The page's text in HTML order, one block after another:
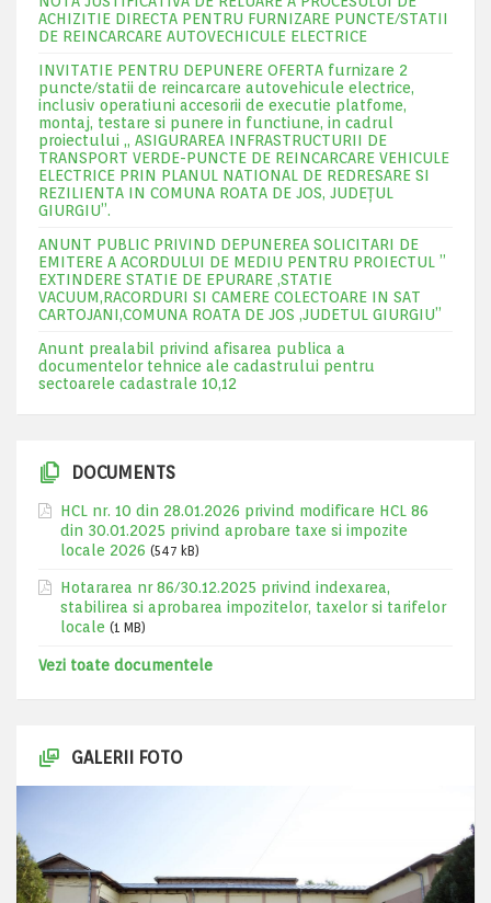
ACHIZITIE DIRECTA PENTRU FURNIZARE PUNCTE/STATII
DE REINCARCARE AUTOVECHICULE ELECTRICE
INVITATIE PENTRU DEPUNERE OFERTA furnizare 2
puncte/statii de reincarcare autovehicule electrice,
inclusiv operatiuni accesorii de executie platfome,
montaj, testare si punere in functiune, in cadrul
proiectului „ ASIGURAREA INFRASTRUCTURII DE
TRANSPORT VERDE-PUNCTE DE REINCARCARE VEHICULE
ELECTRICE PRIN PLANUL NATIONAL DE REDRESARE SI
REZILIENTA IN COMUNA ROATA DE JOS, JUDEŢUL
GIURGIU”.
ANUNT PUBLIC PRIVIND DEPUNEREA SOLICITARI DE
EMITERE A ACORDULUI DE MEDIU PENTRU PROIECTUL ”
EXTINDERE STATIE DE EPURARE ,STATIE
VACUUM,RACORDURI SI CAMERE COLECTOARE IN SAT
CARTOJANI,COMUNA ROATA DE JOS ,JUDETUL GIURGIU”
Anunt prealabil privind afisarea publica a
documentelor tehnice ale cadastrului pentru
sectoarele cadastrale 10,12
DOCUMENTS
HCL nr. 10 din 28.01.2026 privind modificare HCL 86
din 30.01.2025 privind aprobare taxe si impozite
locale 2026 (547 kB)
Hotararea nr 86/30.12.2025 privind indexarea,
stabilirea si aprobarea impozitelor, taxelor si tarifelor
locale (1 MB)
Vezi toate documentele
GALERII FOTO